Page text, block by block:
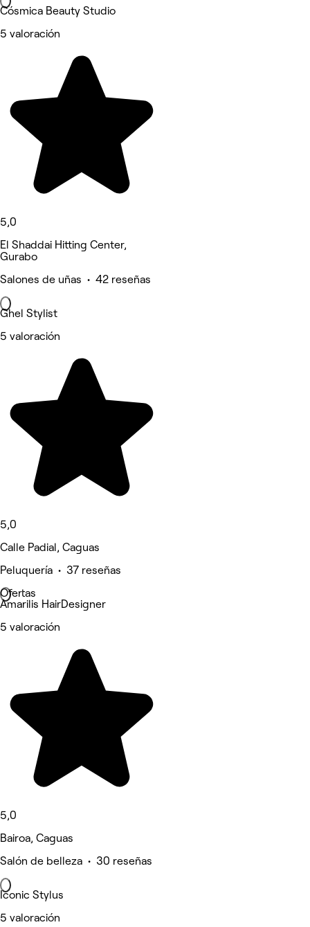
Cósmica Beauty Studio
5 valoración
5,0
El Shaddai Hitting Center,
Gurabo
Salones de uñas • 42 reseñas
Ghel Stylist
5 valoración
5,0
Calle Padial, Caguas
Peluquería • 37 reseñas
Ofertas
Amarilis HairDesigner
5 valoración
5,0
Bairoa, Caguas
Salón de belleza • 30 reseñas
Iconic Stylus
5 valoración